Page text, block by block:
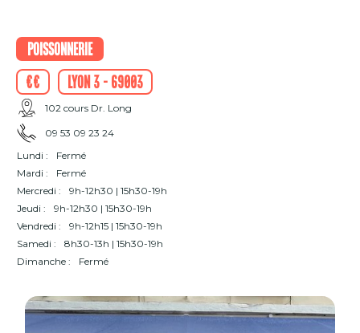
Poissonnerie
€€
Lyon 3 - 69003
102 cours Dr. Long
09 53 09 23 24
Lundi :
Fermé
Mardi :
Fermé
Mercredi :
9h-12h30 | 15h30-19h
Jeudi :
9h-12h30 | 15h30-19h
Vendredi :
9h-12h15 | 15h30-19h
Samedi :
8h30-13h | 15h30-19h
Dimanche :
Fermé